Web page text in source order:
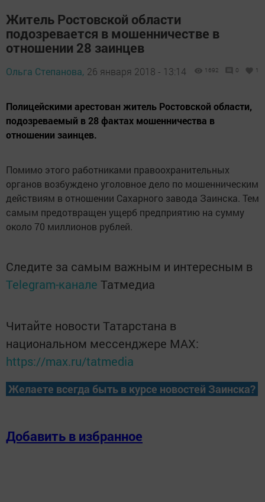
Житель Ростовской области
подозревается в мошенничестве в
отношении 28 заинцев
Ольга Степанова, 26 января 2018 - 13:14 1692 0 1
Полицейскими арестован житель Ростовской области,
подозреваемый в 28 фактах мошенничества в
отношении заинцев.
Помимо этого работниками правоохранительных
органов возбуждено уголовное дело по мошенническим
действиям в отношении Сахарного завода Заинска. Тем
самым предотвращен ущерб предприятию на сумму
около 70 миллионов рублей.
Следите за самым важным и интересным в
Telegram-канале Татмедиа
Читайте новости Татарстана в
национальном мессенджере MАХ:
https://max.ru/tatmedia
Желаете всегда быть в курсе новостей Заинска?
Добавить в избранное